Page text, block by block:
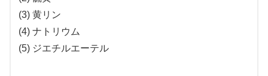
(3) 黄リン
(4) ナトリウム
(5) ジエチルエーテル